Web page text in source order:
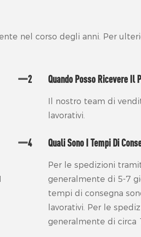
nel corso degli anni. Per
2 Quando Posso Ricevere Il
Il nostro team di
lavorativi.
4 Quali Sono I Tempi Di
Per le spedizioni
generalmente di 5-7
tempi di consegna
lavorativi. Per le
generalmente di circa